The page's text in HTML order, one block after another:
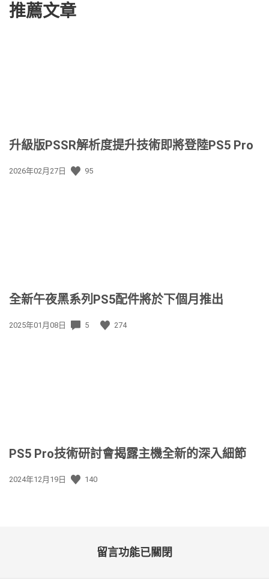
推薦文章
升級版PSSR解析度提升技術即將登陸PS5 Pro
發
2026年02月27日 95
全新午夜黑系列PS5配件將於下個月推出
發
2025年01月08日 5 274
PS5 Pro技術研討會揭露主機全新的深入細節
發
2024年12月19日 140
留言功能已關閉